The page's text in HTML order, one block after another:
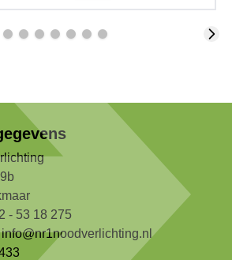
- 53 18 275
info@nr1noodverlichting.nl